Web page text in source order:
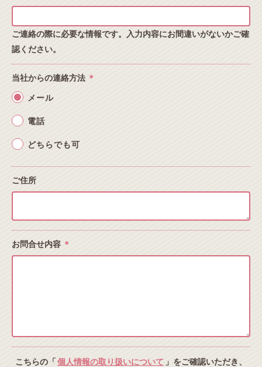
ご連絡の際に必要な情報です。入力内容にお間違いがないかご確
認ください。
当社からの連絡方法 ＊
メール
電話
どちらでも可
ご住所
お問合せ内容 ＊
こちらの「個人情報の取り扱いについて 」をご確認いただき、